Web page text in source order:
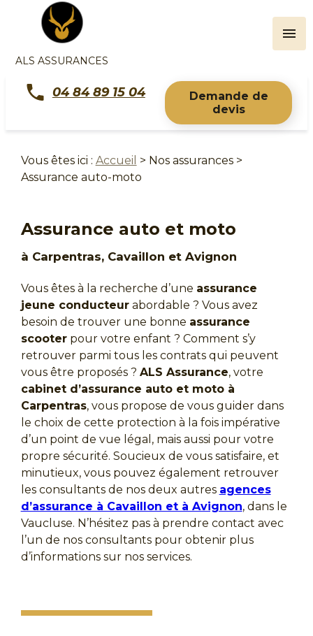
ALS ASSURANCES
menu
04 84 89 15 04
Demande de
devis
Vous êtes ici : Accueil > Nos assurances >
Assurance auto-moto
Assurance auto et moto
à Carpentras, Cavaillon et Avignon
Vous êtes à la recherche d’une assurance
jeune conducteurabordable ? Vous avez
besoin de trouver une bonne assurance
scooterpour votre enfant ? Comment s’y
retrouver parmi tous les contrats qui peuvent
vous être proposés ? ALS Assurance, votre
cabinet d’assurance auto et moto à
Carpentras, vous propose de vous guider dans
le choix de cette protection à la fois impérative
d’un point de vue légal, mais aussi pour votre
propre sécurité. Soucieux de vous satisfaire, et
minutieux, vous pouvez également retrouver
les consultants de nos deux autres agences
d’assurance à Cavaillon et à Avignon, dans le
Vaucluse. N’hésitez pas à prendre contact avec
l’un de nos consultants pour obtenir plus
d’informations sur nos services.
Panneau de gestion des cookies